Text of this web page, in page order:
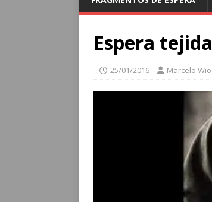
Espera tejida
25/01/2016 Marcelo Wio